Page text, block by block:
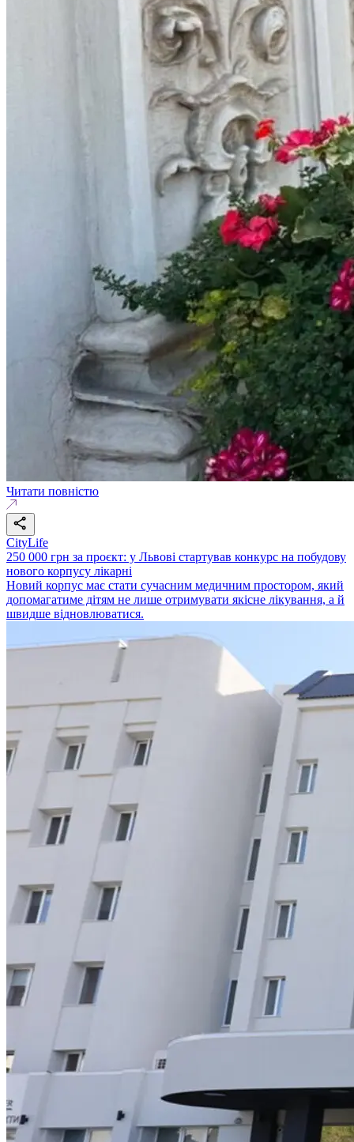
Читати повністю
CityLife
250 000 грн за проєкт: у Львові стартував конкурс на побудову
нового корпусу лікарні
Новий корпус має стати сучасним медичним простором, який
допомагатиме дітям не лише отримувати якісне лікування, а й
швидше відновлюватися.